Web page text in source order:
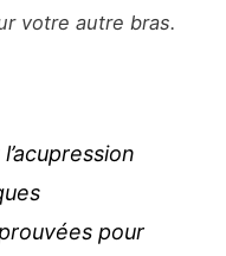
votre autre bras.
pour